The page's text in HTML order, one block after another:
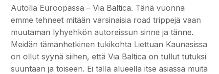
Autolla Euroopassa – Via Baltica. Tänä vuonna
emme tehneet mitään varsinaisia road trippejä vaan
muutaman lyhyehkön autoreissun sinne ja tänne.
Meidän tämänhetkinen tukikohta Liettuan Kaunasissa
on ollut syynä siihen, että Via Baltica on tullut tutuksi
suuntaan ja toiseen. Ei tällä alueella itse asiassa muita